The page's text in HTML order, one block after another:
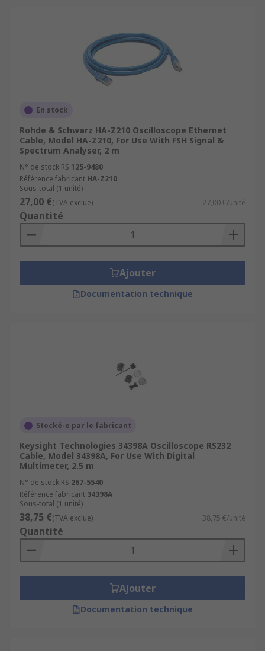
En stock
Rohde & Schwarz HA-Z210 Oscilloscope Ethernet
Cable, Model HA-Z210, For Use With FSH Signal &
Spectrum Analyser, 2 m
N° de stock RS 125-9480
Référence fabricant HA-Z210
Sous-total (1 unité)
27,00 €(TVA exclue) 27,00 €/unité
Quantité
Ajouter
Documentation technique
Stocké-e par le fabricant
Keysight Technologies 34398A Oscilloscope RS232
Cable, Model 34398A, For Use With Digital
Multimeter, 2.5 m
N° de stock RS 267-5540
Référence fabricant 34398A
Sous-total (1 unité)
38,75 €(TVA exclue) 38,75 €/unité
Quantité
Ajouter
Documentation technique